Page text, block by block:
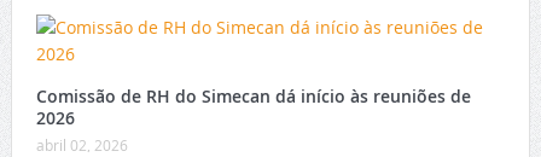
Comissão de RH do Simecan dá início às reuniões de
2026
abril 02, 2026